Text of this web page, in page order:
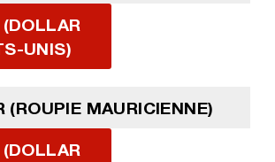
UNIS)
(ROUPIE MAURICIENNE)